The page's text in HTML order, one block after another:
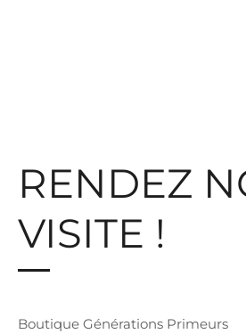
RENDEZ
VISITE !
Boutique Générations Primeurs